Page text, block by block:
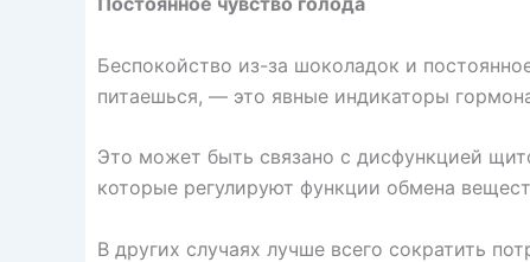
Беспокойство из-за шоколадок и
питаешься, — это явные индикаторы
Это может быть связано с дисфункцией
которые регулируют функции обмена
В других случаях лучше всего сократить